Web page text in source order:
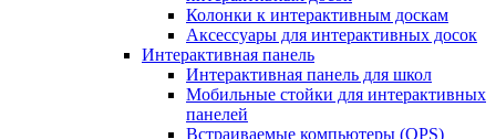
Колонки к интерактивным доскам
Аксессуары для интерактивных досок
Интерактивная панель
Интерактивная панель для школ
Мобильные стойки для интерактивных
панелей
Встраиваемые компьютеры (OPS)